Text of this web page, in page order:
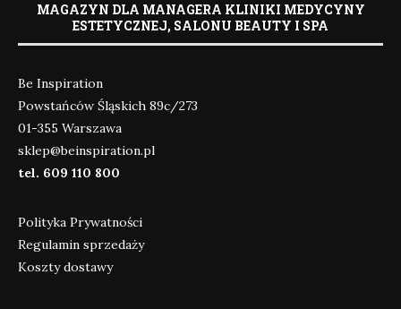
MAGAZYN DLA MANAGERA KLINIKI MEDYCYNY
ESTETYCZNEJ, SALONU BEAUTY I SPA
Be Inspiration
Powstańców Śląskich 89c/273
01-355 Warszawa
sklep@beinspiration.pl
tel. 609 110 800
Polityka Prywatności
Regulamin sprzedaży
Koszty dostawy